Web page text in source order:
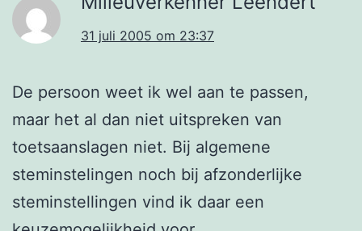
31 juli 2005 om 23:37
De persoon weet ik wel aan te passen,
maar het al dan niet uitspreken van
toetsaanslagen niet. Bij algemene
steminstelingen noch bij afzonderlijke
steminstellingen vind ik daar een